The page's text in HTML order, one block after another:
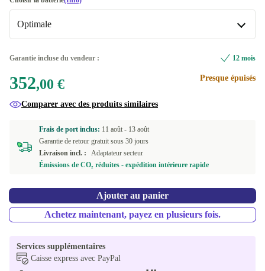
UK (anglais britannique) +22,99 €
+47,00 €
DE (allemand) +47,00 €
DK (danois)
ES (espagnol)
FR (français)
IT (italien) +47,00 €
PT (portugais)
Disponible dans d'autres variantes
Optimale
Garantie incluse du vendeur : 12 mois
352,00 € Presque épuisés
Comparer avec des produits similaires
Frais de port inclus: 11 août - 13 août
Garantie de retour gratuit sous 30 jours
Livraison incl. :
Adaptateur secteur
Émissions de CO₂ réduites - expédition intérieure rapide
Ajouter au panier
Achetez maintenant, payez en plusieurs fois.
Services supplémentaires
Caisse express avec PayPal